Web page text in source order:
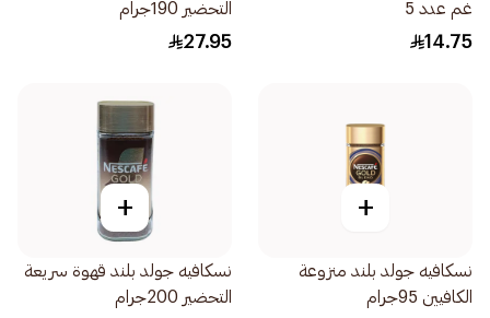
غم عدد 5
14.75
التحضير 190جرام
27.95
+
نسكافيه جولد بلند منزوعة
الكافيين 95جرام
+
نسكافيه جولد بلند قهوة سريعة
التحضير 200جرام